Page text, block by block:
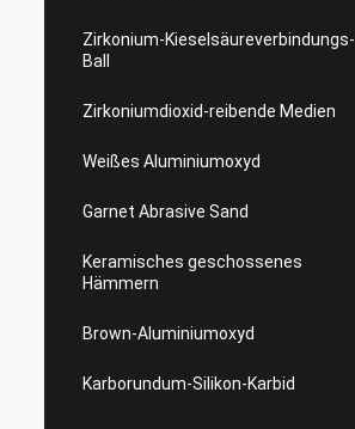
Zirkonium-Kieselsäureverbindungs-
Ball
Zirkoniumdioxid-reibende Medien
Weißes Aluminiumoxyd
Garnet Abrasive Sand
Keramisches geschossenes
Hämmern
Brown-Aluminiumoxyd
Karborundum-Silikon-Karbid